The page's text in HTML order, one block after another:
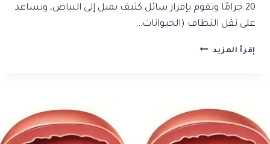
20 جرامًا وتقوم بإفراز سائل كثيف يميل إلى البياض، ويساعد
على نقل النطاف (الحيوانات…
إقرأ المزيد